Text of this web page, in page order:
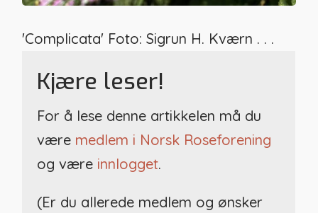
'Complicata' Foto: Sigrun H. Kværn . . .
Kjære leser!
For å lese denne artikkelen må du
være medlem i Norsk Roseforening
og være innlogget.
(Er du allerede medlem og ønsker